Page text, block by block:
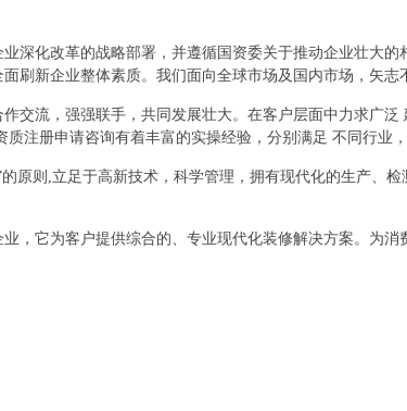
深化改革的战略部署，并遵循国资委关于推动企业壮大
刷新企业整体素质。我们面向全球市场及国内市场，矢志
交流，强强联手，共同发展壮大。在客户层面中力求广
注册申请咨询有着丰富的实操经验，分别满足 不同行业
原则,立足于高新技术，科学管理，拥有现代化的生产、
，它为客户提供综合的、专业现代化装修解决方案。为